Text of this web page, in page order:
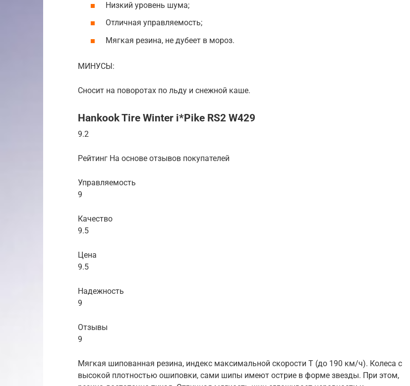
Низкий уровень шума;
Отличная управляемость;
Мягкая резина, не дубеет в мороз.
МИНУСЫ:
Сносит на поворотах по льду и снежной каше.
Hankook Tire Winter i*Pike RS2 W429
9.2
Рейтинг На основе отзывов покупателей
Управляемость
9
Качество
9.5
Цена
9.5
Надежность
9
Отзывы
9
Мягкая шипованная резина, индекс максимальной скорости Т (до 190 км/ч). Колеса с
высокой плотностью ошиповки, сами шипы имеют острие в форме звезды. При этом,